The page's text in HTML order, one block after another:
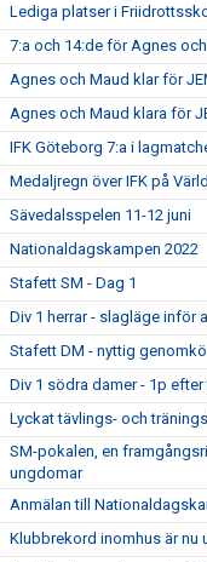
Lediga platser i
7:a och 14:de för Agnes
Agnes och Maud klar för
Agnes och Maud klara för
IFK Göteborg 7:a i
Medaljregn över IFK på
Sävedalsspelen 11-12 juni
Nationaldagskampen 2022
Stafett SM - Dag 1
Div 1 herrar - slagläge inför
Stafett DM - nyttig
Div 1 södra damer - 1p
Lyckat tävlings- och
SM-pokalen, en
ungdomar
Anmälan till
Klubbrekord inomhus är nu